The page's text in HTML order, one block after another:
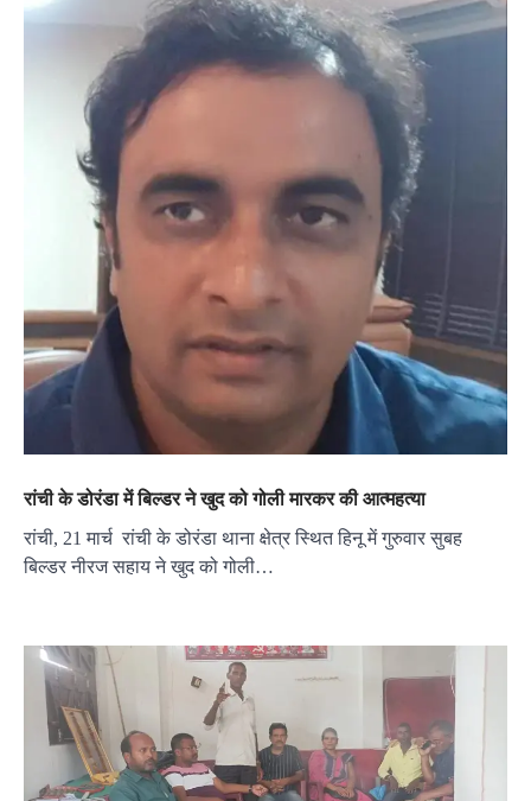
रांची के डोरंडा में बिल्डर ने खुद को गोली मारकर की आत्महत्या
रांची, 21 मार्च रांची के डोरंडा थाना क्षेत्र स्थित हिनू में गुरुवार सुबह
बिल्डर नीरज सहाय ने खुद को गोली…